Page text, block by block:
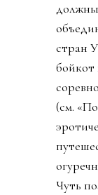
стран
бойкот
(см.
Чуть